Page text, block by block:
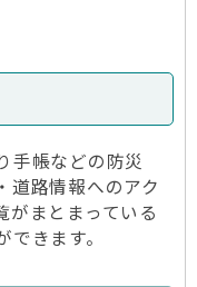
手帳などの防災
道路情報へのアク
がまとまっている
きます。